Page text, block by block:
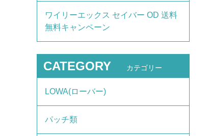
ワイリーエックス セイバー OD 送料
無料キャンペーン
CATEGORY カテゴリー
LOWA(ローバー)
パッチ類